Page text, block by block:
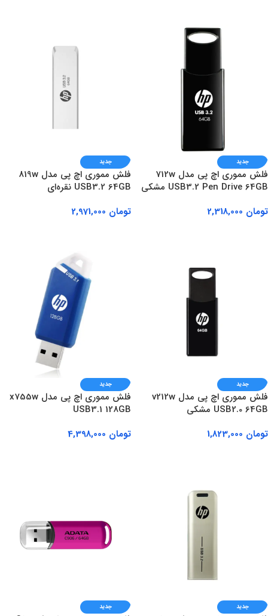
جدید
فلش مموری اچ پی مدل 712w
USB3.2 Pen Drive 64GB مشکی
تومان
جدید
فلش مموری اچ پی مدل 819w
USB3.2 64GB نقره‌ای
تومان
جدید
فلش مموری اچ پی مدل v212w
USB2.0 64GB مشکی
تومان
جدید
فلش مموری اچ پی مدل x755w
USB3.1 128GB
تومان
جدید جدید